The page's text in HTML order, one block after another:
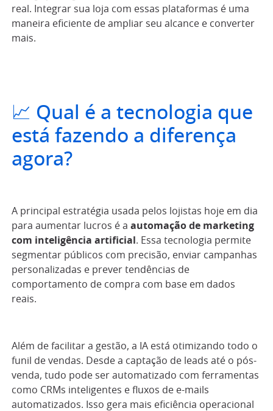
real. Integrar sua loja com essas plataformas é uma
maneira eficiente de ampliar seu alcance e converter
mais.
📈 Qual é a tecnologia que
está fazendo a diferença
agora?
A principal estratégia usada pelos lojistas hoje em dia
para aumentar lucros é a automação de marketing
com inteligência artificial . Essa tecnologia permite
segmentar públicos com precisão, enviar campanhas
personalizadas e prever tendências de
comportamento de compra com base em dados
reais.
Além de facilitar a gestão, a IA está otimizando todo o
funil de vendas. Desde a captação de leads até o pós-
venda, tudo pode ser automatizado com ferramentas
como CRMs inteligentes e fluxos de e-mails
automatizados. Isso gera mais eficiência operacional